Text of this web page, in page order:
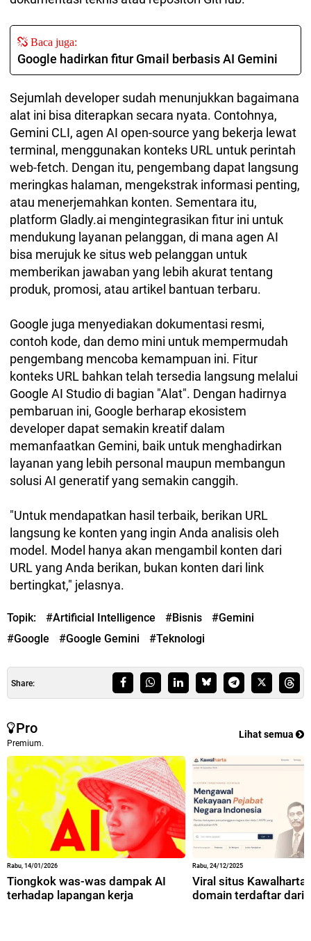
Baca juga:
Google hadirkan fitur Gmail berbasis AI Gemini
Sejumlah developer sudah menunjukkan bagaimana
alat ini bisa diterapkan secara nyata. Contohnya,
Gemini CLI, agen AI open-source yang bekerja lewat
terminal, menggunakan konteks URL untuk perintah
web-fetch. Dengan itu, pengembang dapat langsung
meringkas halaman, mengekstrak informasi penting,
atau menerjemahkan konten. Sementara itu,
platform Gladly.ai mengintegrasikan fitur ini untuk
mendukung layanan pelanggan, di mana agen AI
bisa merujuk ke situs web pelanggan untuk
memberikan jawaban yang lebih akurat tentang
produk, promosi, atau artikel bantuan terbaru.
Google juga menyediakan dokumentasi resmi,
contoh kode, dan demo mini untuk mempermudah
pengembang mencoba kemampuan ini. Fitur
konteks URL bahkan telah tersedia langsung melalui
Google AI Studio di bagian "Alat". Dengan hadirnya
pembaruan ini, Google berharap ekosistem
developer dapat semakin kreatif dalam
memanfaatkan Gemini, baik untuk menghadirkan
layanan yang lebih personal maupun membangun
solusi AI generatif yang semakin canggih.
"Untuk mendapatkan hasil terbaik, berikan URL
langsung ke konten yang ingin Anda analisis oleh
model. Model hanya akan mengambil konten dari
URL yang Anda berikan, bukan konten dari link
bertingkat," jelasnya.
Topik: #Artificial Intelligence #Bisnis
#Gemini
#Google
#Google Gemini #Teknologi
Share:
Pro
Premium.
Lihat semua
Rabu, 14/01/2026
Tiongkok was-was dampak AI
terhadap lapangan kerja
Rabu, 24/12/2025
Viral situs
domain terdaftar dari